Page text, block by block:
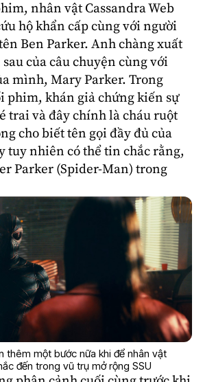
nhân vật Cassandra Web
hộ khẩn cấp cùng với người
Ben Parker. Anh chàng xuất
của câu chuyện cùng với
mình, Mary Parker. Trong
phim, khán giả chứng kiến sự
trai và đây chính là cháu ruột
cho biết tên gọi đầy đủ của
tuy nhiên có thể tin chắc rằng,
Parker (Spider-Man) trong
thêm một bước nữa khi để nhân vật
đến trong vũ trụ mở rộng SSU